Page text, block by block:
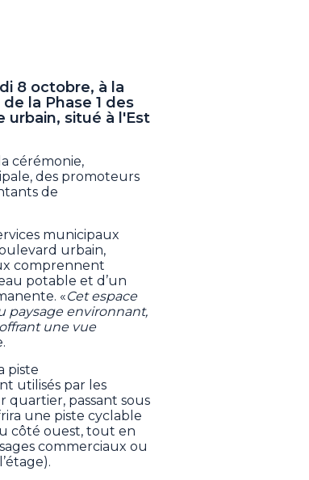
8 octobre, à la
la Phase 1 des
situé à l'Est
cérémonie,
des promoteurs
de
municipaux
urbain,
comprennent
potable et d’un
«Cet espace
paysage environnant,
une vue
piste
utilisés par les
passant sous
une piste cyclable
côté ouest, tout en
commerciaux ou